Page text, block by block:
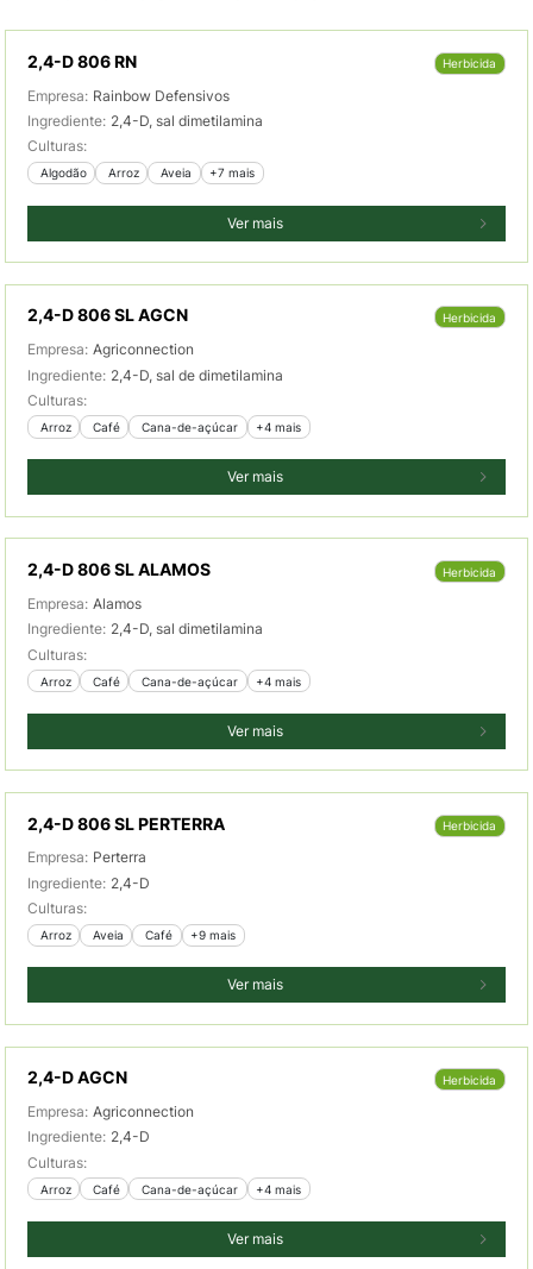
2,4-D 806 RN Herbicida
Empresa: Rainbow Defensivos
Ingrediente: 2,4-D, sal dimetilamina
Culturas:
Algodão Arroz Aveia +7 mais
Ver mais
2,4-D 806 SL AGCN Herbicida
Empresa: Agriconnection
Ingrediente: 2,4-D, sal de dimetilamina
Culturas:
Arroz Café Cana-de-açúcar +4 mais
Ver mais
2,4-D 806 SL ALAMOS Herbicida
Empresa: Alamos
Ingrediente: 2,4-D, sal dimetilamina
Culturas:
Arroz Café Cana-de-açúcar +4 mais
Ver mais
2,4-D 806 SL PERTERRA Herbicida
Empresa: Perterra
Ingrediente: 2,4-D
Culturas:
Arroz Aveia Café +9 mais
Ver mais
2,4-D AGCN Herbicida
Empresa: Agriconnection
Ingrediente: 2,4-D
Culturas:
Arroz Café Cana-de-açúcar +4 mais
Ver mais